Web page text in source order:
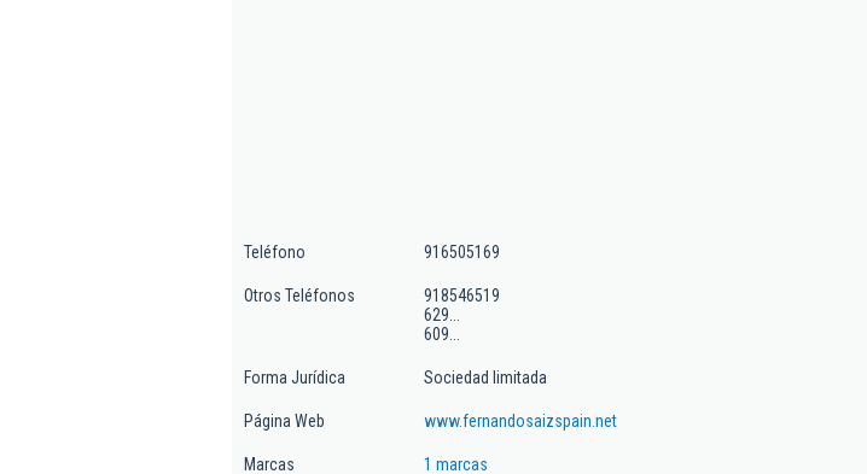
Teléfono 916505169
Otros Teléfonos
918546519
629...
609...
Forma Jurídica Sociedad limitada
Página Web www.fernandosaizspain.net
Marcas 1 marcas